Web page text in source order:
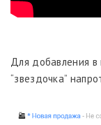
Для добавления
“звездочка”